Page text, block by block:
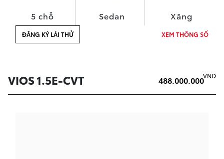
5 chỗ Sedan Xăng
ĐĂNG KÝ LÁI THỬ XEM THÔNG SỐ
VIOS 1.5E-CVT 488.000.000VNĐ